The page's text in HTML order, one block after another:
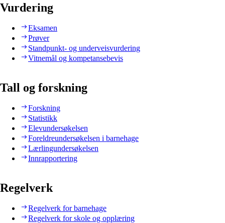
Vurdering
Eksamen
Prøver
Standpunkt- og underveisvurdering
Vitnemål og kompetansebevis
Tall og forskning
Forskning
Statistikk
Elevundersøkelsen
Foreldreundersøkelsen i barnehage
Lærlingundersøkelsen
Innrapportering
Regelverk
Regelverk for barnehage
Regelverk for skole og opplæring